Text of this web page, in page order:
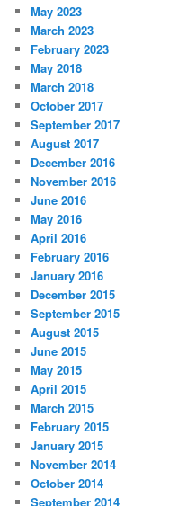
May 2023
March 2023
February 2023
May 2018
March 2018
October 2017
September 2017
August 2017
December 2016
November 2016
June 2016
May 2016
April 2016
February 2016
January 2016
December 2015
September 2015
August 2015
June 2015
May 2015
April 2015
March 2015
February 2015
January 2015
November 2014
October 2014
September 2014